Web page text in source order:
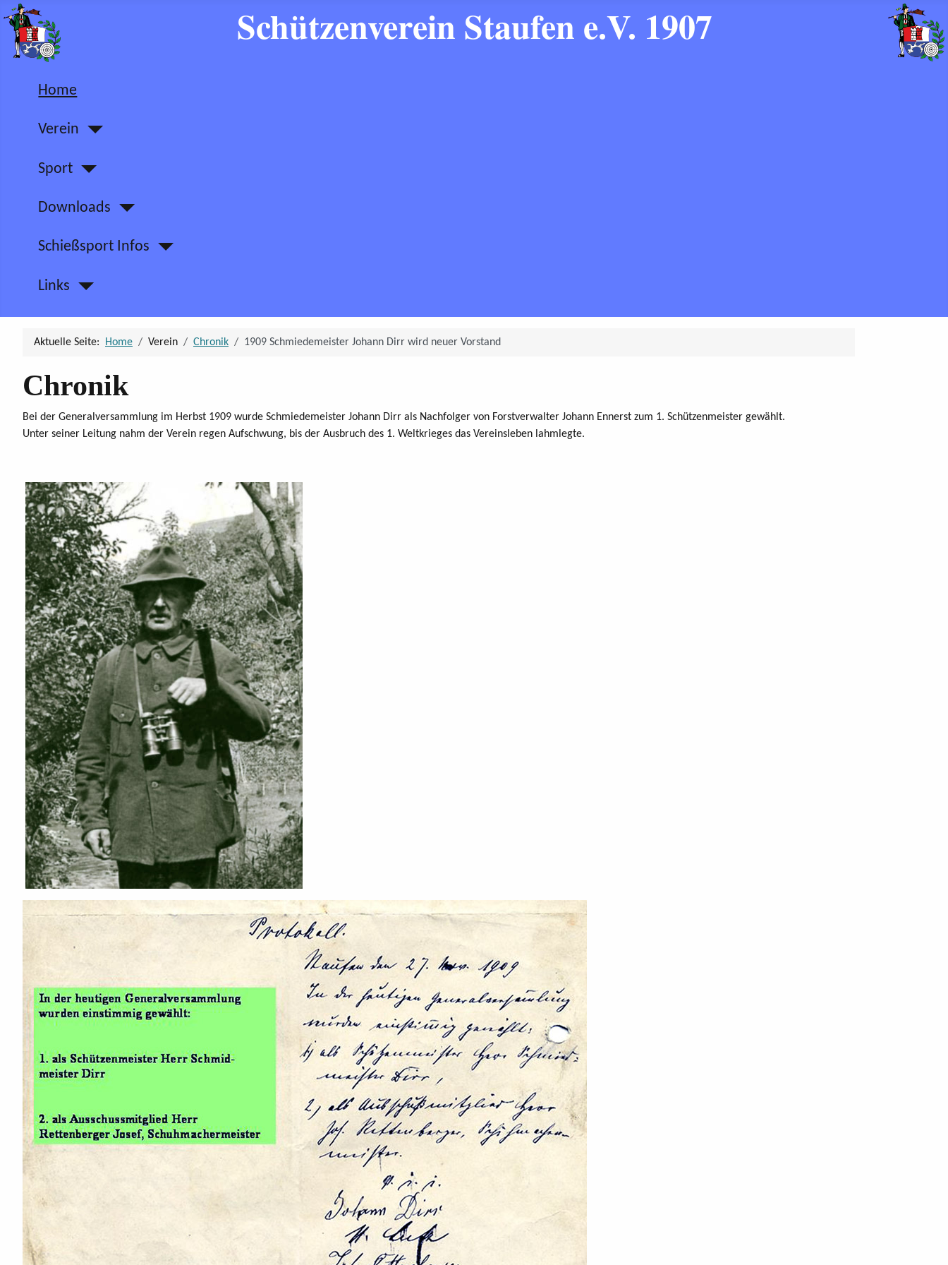
Schützenverein Staufen e.V. 1907
Home
Verein
Sport
Downloads
Schießsport Infos
Links
Aktuelle Seite: Home Verein Chronik 1909 Schmiedemeister Johann Dirr wird neuer Vorstand
Chronik
Bei der Generalversammlung im Herbst 1909 wurde Schmiedemeister Johann Dirr als Nachfolger von Forstverwalter Johann Ennerst zum 1. Schützenmeister gewählt.
Unter seiner Leitung nahm der Verein regen Aufschwung, bis der Ausbruch des 1. Weltkrieges das Vereinsleben lahmlegte.